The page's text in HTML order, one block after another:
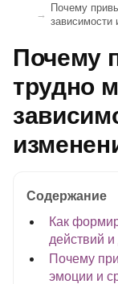
Почему
зависимости
Почему
трудно
Содержание
Как
действий
Почему
эмоции и